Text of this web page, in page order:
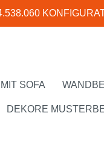
SOFA
DEKORE